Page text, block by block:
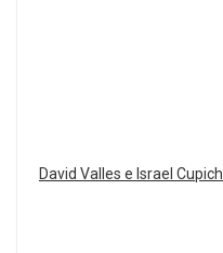
David Valles e Israel Cupich